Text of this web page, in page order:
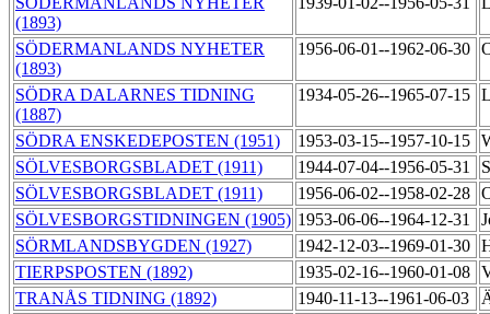
(1893)
SÖDERMANLANDS NYHETER
(1893)
1956-06-01--1962-06-30
SÖDRA DALARNES TIDNING
(1887)
1934-05-26--1965-07-15
SÖDRA ENSKEDEPOSTEN (1951) 1953-03-15--1957-10-15
SÖLVESBORGSBLADET (1911)
1944-07-04--1956-05-31
SÖLVESBORGSBLADET (1911)
1956-06-02--1958-02-28
SÖLVESBORGSTIDNINGEN (1905) 1953-06-06--1964-12-31
SÖRMLANDSBYGDEN (1927)
1942-12-03--1969-01-30
TIERPSPOSTEN (1892)
1935-02-16--1960-01-08
TRANÅS TIDNING (1892)
1940-11-13--1961-06-03